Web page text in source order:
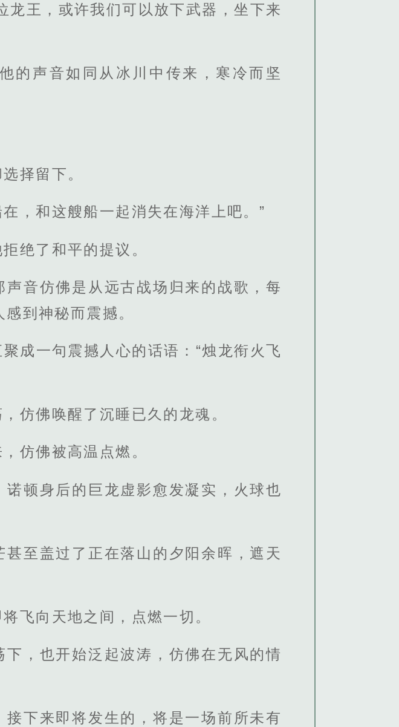
龙王，或许我们可以放下武器，坐下来
的声音如同从冰川中传来，寒冷而坚
择留下。
，和这艘船一起消失在海洋上吧。”
绝了和平的提议。
音仿佛是从远古战场归来的战歌，每
到神秘而震撼。
成一句震撼人心的话语：“烛龙衔火飞
仿佛唤醒了沉睡已久的龙魂。
仿佛被高温点燃。
顿身后的巨龙虚影愈发凝实，火球也
至盖过了正在落山的夕阳余晖，遮天
飞向天地之间，点燃一切。
，也开始泛起波涛，仿佛在无风的情
下来即将发生的，将是一场前所未有